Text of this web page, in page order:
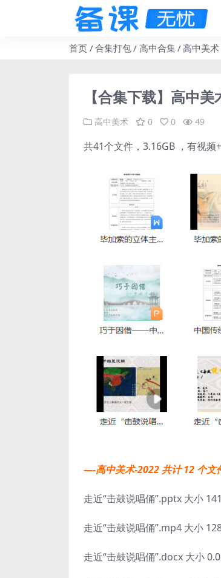
首页 合集打包 高中合集 高中美术
【合集下载】高中
高中美术 0 0 49
共41个文件，3.16GB ，有视频
—-高中美术-2022 共计 12 个文
走近“击鼓说唱俑”.pptx 大小
走近“击鼓说唱俑”.mp4 大小
走近“击鼓说唱俑”.docx 大小